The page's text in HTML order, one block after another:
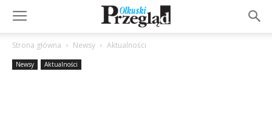
Strona główna Newsy Aktualności
Newsy Aktualności